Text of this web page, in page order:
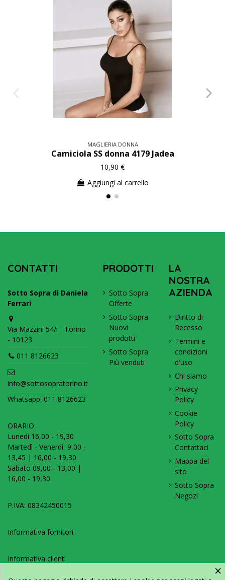
MAGLIERIA DONNA
Camiciola SS donna 4179 Jadea
10,90 €
Aggiungi al carrello
CONTATTI
Sotto Sopra di Daniela
Ferrari
Via Mazzini 54/i - Torino
- 10123
011 8126623
info@sottosopratorino.it
Whatsapp: 011 8126623
ORARIO:
Lunedì 16,00 - 19,30
Martedì - Venerdì 9,00 -
13,45 | 16,00 - 19,30
Sabato 09,00 - 13,00 |
16,00 - 19,30
P.IVA: 08342450015
Informativa fornitori
Informativa clienti
PRODOTTI
Sotto Sopra
Offerte
Sotto Sopra
Nuovi
prodotti
Sotto Sopra
Più venduti
LA
NOSTRA
AZIENDA
Diritto di
Recesso
Termini e
condizioni
d'uso
Chi siamo
Privacy
Policy
Cookie
Policy
Sotto Sopra
Contattaci
Mappa del
sito
Sotto Sopra
Negozi
×